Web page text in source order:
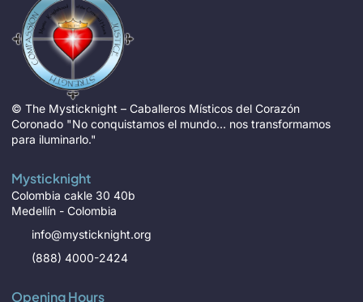
© The Mysticknight – Caballeros Místicos del Corazón
Coronado "No conquistamos el mundo… nos transformamos
para iluminarlo."
Mysticknight
Colombia cakle 30 40b
Medellín - Colombia
info@mysticknight.org
(888) 4000-2424
Opening Hours